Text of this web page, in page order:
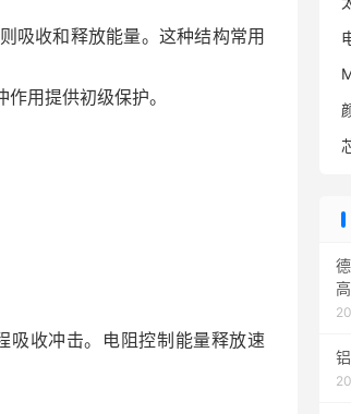
吸收和释放能量。这种结构常用
用提供初级保护。
吸收冲击。电阻控制能量释放速